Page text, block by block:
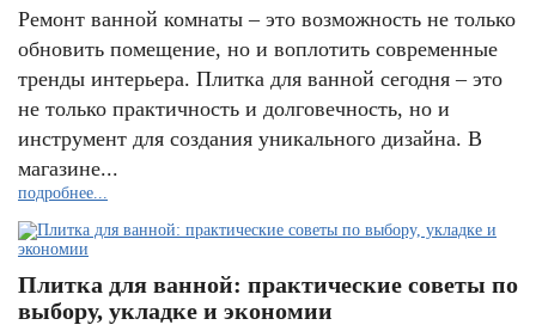
Ремонт ванной комнаты – это возможность не только
обновить помещение, но и воплотить современные
тренды интерьера. Плитка для ванной сегодня – это
не только практичность и долговечность, но и
инструмент для создания уникального дизайна. В
магазине...
подробнее...
Плитка для ванной: практические советы по
выбору, укладке и экономии